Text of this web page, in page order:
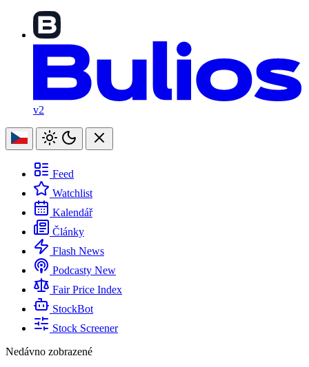
v2
Feed
Watchlist
Kalendář
Články
Flash News
Podcasty New
Fair Price Index
StockBot
Stock Screener
Nedávno zobrazené